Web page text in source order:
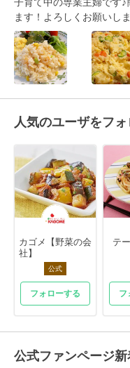
ます！よろしくお願いしま
人気のユーザをフォ
カゴメ【野菜の会
社】
公式
フォローする
テ
フ
公式ファンページ